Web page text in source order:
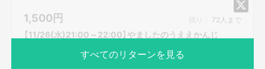
1,500円 残り： 72人まで
【11/26(水)21:00～22:00】やましたのうええかんじ
すべてのリターンを見る